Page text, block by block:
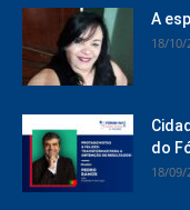
A
18/10/
do
18/09/